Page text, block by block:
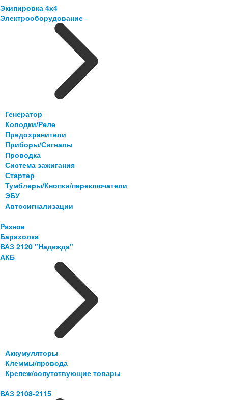
Экипировка 4х4
Электрооборудование
Генератор
Колодки/Реле
Предохранители
Приборы/Сигналы
Проводка
Система зажигания
Стартер
Тумблеры/Кнопки/переключатели
ЭБУ
Автосигнализации
Разное
Барахолка
ВАЗ 2120 "Надежда"
АКБ
Аккумуляторы
Клеммы/провода
Крепеж/сопутствующие товары
ВАЗ 2108-2115